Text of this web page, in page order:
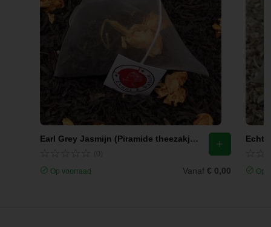
Earl Grey Jasmijn (Piramide theezakjes)
Op voorraad Vanaf € 0,00 Op